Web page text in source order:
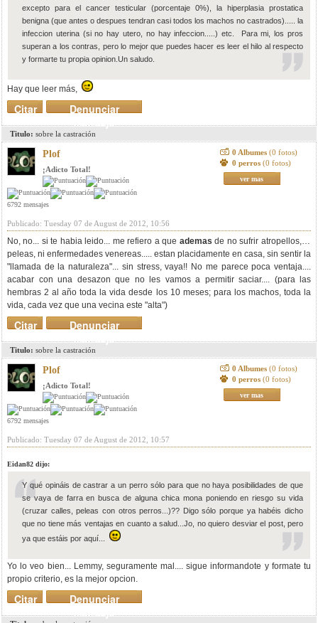
excepto para el cancer testicular (porcentaje 0%), la hiperplasia prostatica
benigna (que antes o despues tendran casi todos los machos no castrados)..... la
infeccion uterina (si no hay utero, no hay infeccion.....) etc. Para mi, los pros
superan a los contras, pero lo mejor que puedes hacer es leer el hilo al respecto
y formarte tu propia opinion.Un saludo.
Hay que leer más,
Denunciar
mensaje
Citar
Titulo: sobre la castración
Plof
¡Adicto Total!
6792 mensajes
0 Albumes (0 fotos)
0 perros (0 fotos)
ver mas
Publicado: Tuesday 07 de August de 2012, 10:56
No, no... si te habia leido... me refiero a que ademas de no sufrir atropellos, ni
peleas, ni enfermedades venereas..... estan placidamente en casa, sin sentir la
"llamada de la naturaleza"... sin stress, vaya!! No me parece poca ventaja....
acabar con una desazon que no les vamos a permitir saciar.... (para las
hembras 2 al año toda la vida desde los 10 meses; para los machos, toda la
vida, cada vez que una vecina este "alta")
Denunciar
mensaje
Citar
Titulo: sobre la castración
Plof
¡Adicto Total!
6792 mensajes
0 Albumes (0 fotos)
0 perros (0 fotos)
ver mas
Publicado: Tuesday 07 de August de 2012, 10:57
Eidan82 dijo:
Y qué opináis de castrar a un perro sólo para que no haya posibilidades de que
se vaya de farra en busca de alguna chica mona poniendo en riesgo su vida
(cruzar calles, peleas con otros perros...)?? Digo sólo porque ya habéis dicho
que no tiene más ventajas en cuanto a salud...Jo, no quiero desviar el post, pero
ya que estáis por aquí...
Yo lo veo bien... Lemmy, seguramente mal.... sigue informandote y formate tu
propio criterio, es la mejor opcion.
Denunciar
mensaje
Citar